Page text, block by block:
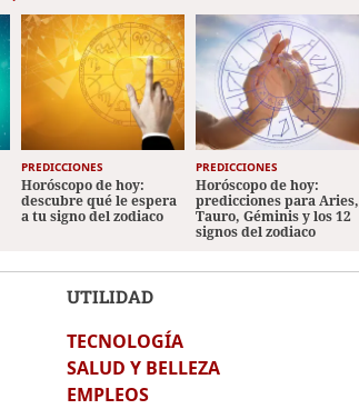
PREDICCIONES
Horóscopo de hoy:
descubre qué le espera
a tu signo del zodiaco
PREDICCIONES
Horóscopo de hoy:
predicciones para Aries,
Tauro, Géminis y los 12
signos del zodiaco
UTILIDAD
TECNOLOGÍA
SALUD Y BELLEZA
EMPLEOS